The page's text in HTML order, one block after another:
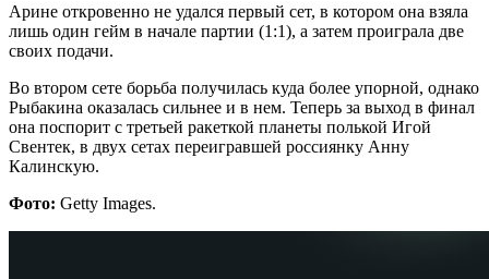
Арине откровенно не удался первый сет, в котором она взяла
лишь один гейм в начале партии (1:1), а затем проиграла две
своих подачи.
Во втором сете борьба получилась куда более упорной, однако
Рыбакина оказалась сильнее и в нем. Теперь за выход в финал
она поспорит с третьей ракеткой планеты полькой Игой
Свентек, в двух сетах переигравшей россиянку Анну
Калинскую.
Фото: Getty Images.